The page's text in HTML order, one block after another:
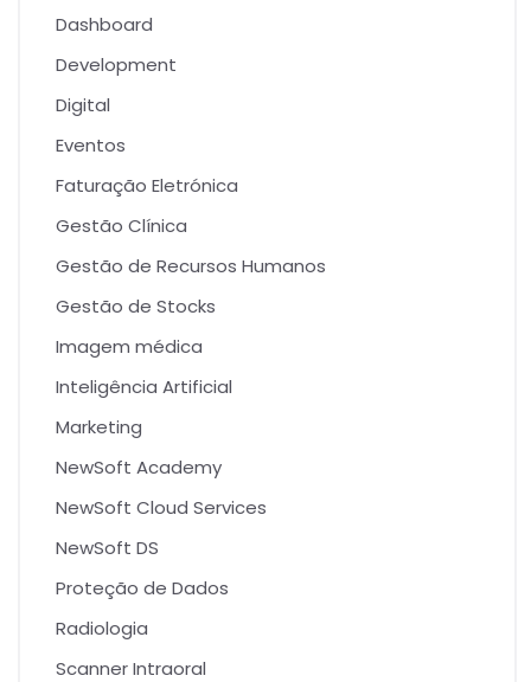
Dashboard
Development
Digital
Eventos
Faturação Eletrónica
Gestão Clínica
Gestão de Recursos Humanos
Gestão de Stocks
Imagem médica
Inteligência Artificial
Marketing
NewSoft Academy
NewSoft Cloud Services
NewSoft DS
Proteção de Dados
Radiologia
Scanner Intraoral